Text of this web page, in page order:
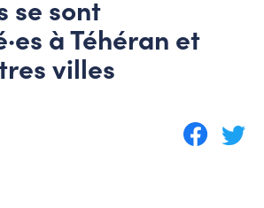
se sont
à Téhéran et
villes